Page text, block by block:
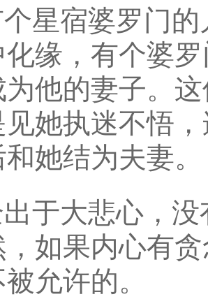
星宿婆罗门
缘，有个婆
他的妻子。
她执迷不悟
她结为夫妻。
于大悲心，
如果内心有
允许的。